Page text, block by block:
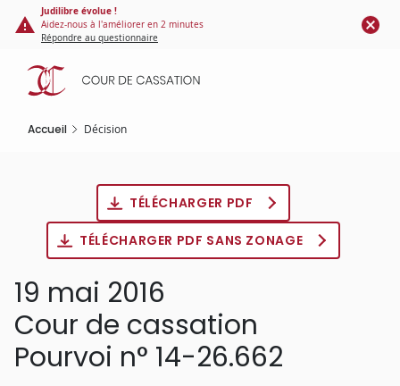
Panneau de gestion des cookies
contenu
principal
Judilibre évolue !
Aidez-nous à l'améliorer en 2 minutes
Répondre au questionnaire
Accueil Décision
TÉLÉCHARGER PDF
TÉLÉCHARGER PDF SANS ZONAGE
19 mai 2016
Cour de cassation
Pourvoi n° 14-26.662